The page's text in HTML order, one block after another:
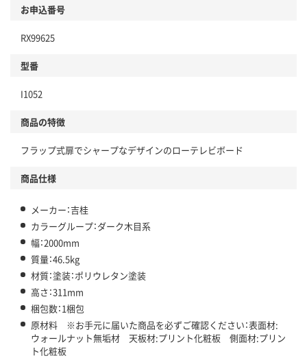
お申込番号
RX99625
型番
I1052
商品の特徴
フラップ式扉でシャープなデザインのローテレビボード
商品仕様
メーカー：吉桂
カラーグループ：ダーク木目系
幅：2000mm
質量：46.5kg
材質：塗装：ポリウレタン塗装
高さ：311mm
梱包数：1梱包
原材料 ※お手元に届いた商品を必ずご確認ください：表面材:
ウォールナット無垢材 天板材:プリント化粧板 側面材:プリン
ト化粧板